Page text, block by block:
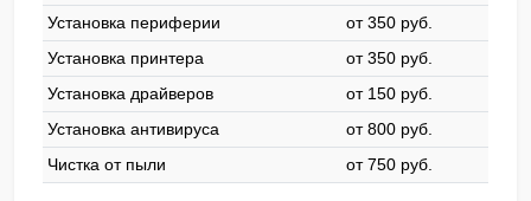
Установка периферии
от 350 pyб.
Установка принтера
от 350 pyб.
Установка драйверов
от 150 pyб.
Установка антивируса
от 800 pyб.
Чистка от пыли
от 750 pyб.